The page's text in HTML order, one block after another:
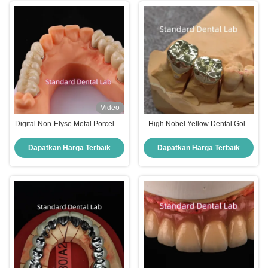
Video
Digital Non-Elyse Metal Porcelain
Dapatkan Harga Terbaik
High Nobel Yellow Dental Gold
Disetujui ISO
Dapatkan Harga Terbaik